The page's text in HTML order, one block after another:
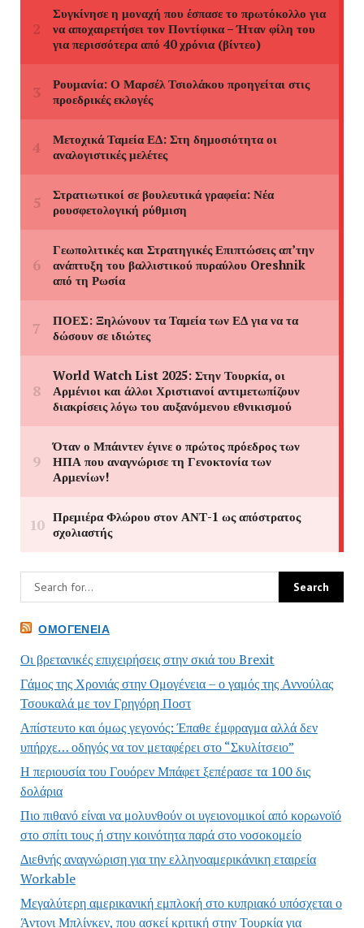
ΟΜΟΓΈΝΕΙΑ
Οι βρετανικές επιχειρήσεις στην σκιά του Brexit
Γάμος της Χρονιάς στην Ομογένεια – ο γαμός της Αννούλας
Τσουκαλά με τον Γρηγόρη Ποστ
Απίστευτο και όμως γεγονός: Έπαθε έμφραγμα αλλά δεν
υπήρχε… οδηγός να τον μεταφέρει στο “Σκυλίτσειο”
Η περιουσία του Γουόρεν Μπάφετ ξεπέρασε τα 100 δις
δολάρια
Πιο πιθανό είναι να μολυνθούν οι υγειονομικοί από κορωνοϊό
στο σπίτι τους ή στην κοινότητα παρά στο νοσοκομείο
Διεθνής αναγνώριση για την ελληνοαμερικάνικη εταιρεία
Workable
Μεγαλύτερη αμερικανική εμπλοκή στο κυπριακό υπόσχεται ο
Άντονι Μπλίνκεν, που ασκεί κριτική στην Τουρκία για